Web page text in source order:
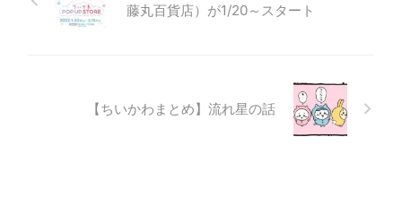
藤丸百貨店）が1/20～スタート
【ちいかわまとめ】流れ星の話